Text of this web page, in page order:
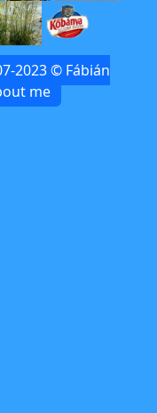
2023 © Fábián
me